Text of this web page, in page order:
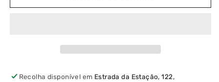
Tampa
Tampa
Recolha disponível em Estrada da Estação, 122,